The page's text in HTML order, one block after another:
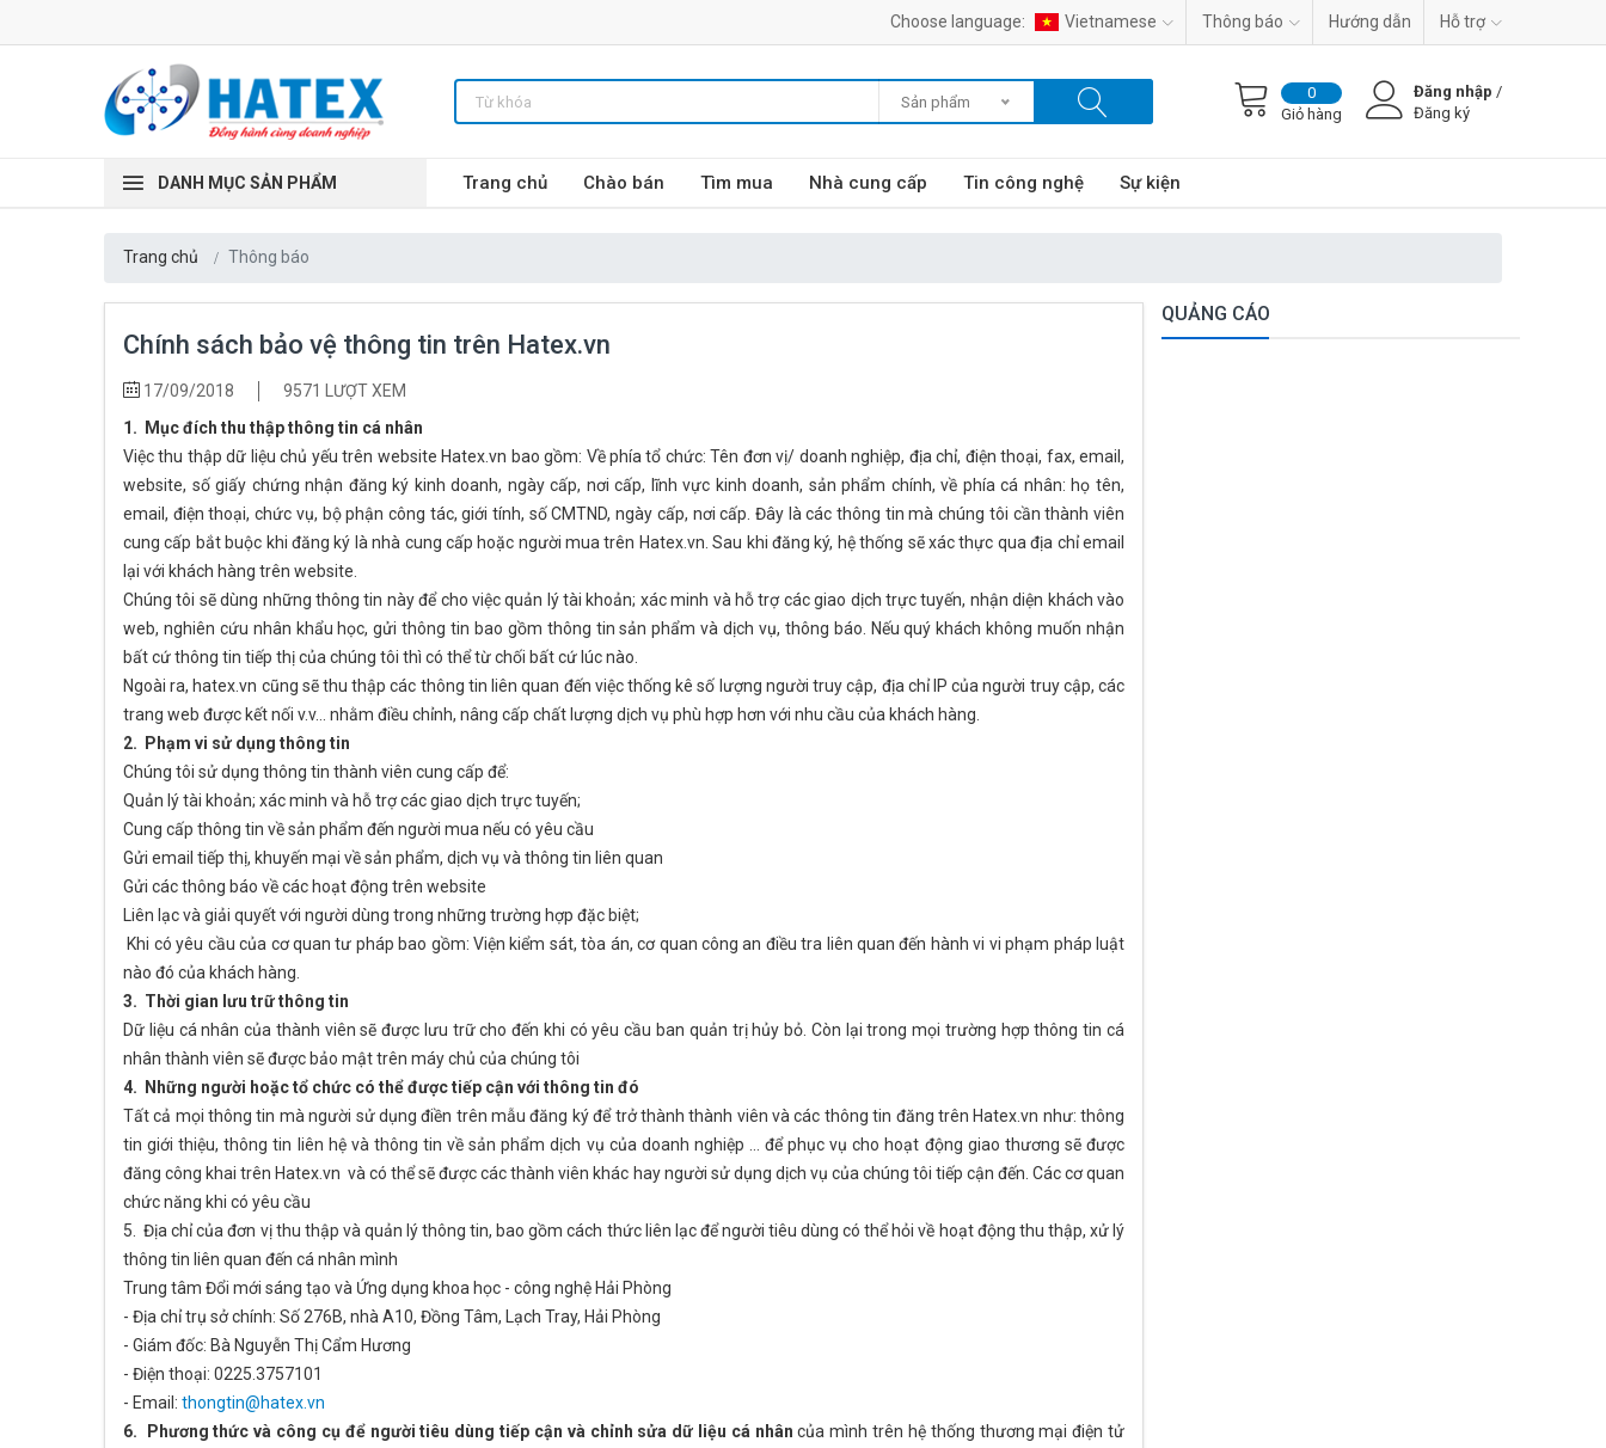
Choose language: Vietnamese Thông báo Hướng dẫn Hỗ trợ
Sản phẩm
0
Giỏ hàng
Đăng ký
Đăng nhập /
DANH MỤC SẢN PHẨM Trang chủ Chào bán Tìm mua Nhà cung cấp Tin công nghệ Sự kiện
Trang chủ Thông báo
Chính sách bảo vệ thông tin trên Hatex.vn
17/09/2018
9571 LƯỢT XEM
1. Mục đích thu thập thông tin cá nhân
Việc thu thập dữ liệu chủ yếu trên website Hatex.vn bao gồm: Về phía tổ chức: Tên đơn vị/ doanh nghiệp, địa chỉ, điện thoại, fax, email,
website, số giấy chứng nhận đăng ký kinh doanh, ngày cấp, nơi cấp, lĩnh vực kinh doanh, sản phẩm chính, về phía cá nhân: họ tên,
email, điện thoại, chức vụ, bộ phận công tác, giới tính, số CMTND, ngày cấp, nơi cấp. Đây là các thông tin mà chúng tôi cần thành viên
cung cấp bắt buộc khi đăng ký là nhà cung cấp hoặc người mua trên Hatex.vn. Sau khi đăng ký, hệ thống sẽ xác thực qua địa chỉ email
lại với khách hàng trên website.
Chúng tôi sẽ dùng những thông tin này để cho việc quản lý tài khoản; xác minh và hỗ trợ các giao dịch trực tuyến, nhận diện khách vào
web, nghiên cứu nhân khẩu học, gửi thông tin bao gồm thông tin sản phẩm và dịch vụ, thông báo. Nếu quý khách không muốn nhận
bất cứ thông tin tiếp thị của chúng tôi thì có thể từ chối bất cứ lúc nào.
Ngoài ra, hatex.vn cũng sẽ thu thập các thông tin liên quan đến việc thống kê số lượng người truy cập, địa chỉ IP của người truy cập, các
trang web được kết nối v.v… nhằm điều chỉnh, nâng cấp chất lượng dịch vụ phù hợp hơn với nhu cầu của khách hàng.
2. Phạm vi sử dụng thông tin
Chúng tôi sử dụng thông tin thành viên cung cấp để:
Quản lý tài khoản; xác minh và hỗ trợ các giao dịch trực tuyến;
Cung cấp thông tin về sản phẩm đến người mua nếu có yêu cầu
Gửi email tiếp thị, khuyến mại về sản phẩm, dịch vụ và thông tin liên quan
Gửi các thông báo về các hoạt động trên website
Liên lạc và giải quyết với người dùng trong những trường hợp đặc biệt;
Khi có yêu cầu của cơ quan tư pháp bao gồm: Viện kiểm sát, tòa án, cơ quan công an điều tra liên quan đến hành vi vi phạm pháp luật
nào đó của khách hàng.
3. Thời gian lưu trữ thông tin
Dữ liệu cá nhân của thành viên sẽ được lưu trữ cho đến khi có yêu cầu ban quản trị hủy bỏ. Còn lại trong mọi trường hợp thông tin cá
nhân thành viên sẽ được bảo mật trên máy chủ của chúng tôi
4. Những người hoặc tổ chức có thể được tiếp cận với thông tin đó
Tất cả mọi thông tin mà người sử dụng điền trên mẫu đăng ký để trở thành thành viên và các thông tin đăng trên Hatex.vn như: thông
tin giới thiệu, thông tin liên hệ và thông tin về sản phẩm dịch vụ của doanh nghiệp … để phục vụ cho hoạt động giao thương sẽ được
đăng công khai trên Hatex.vn và có thể sẽ được các thành viên khác hay người sử dụng dịch vụ của chúng tôi tiếp cận đến. Các cơ quan
chức năng khi có yêu cầu
5. Địa chỉ của đơn vị thu thập và quản lý thông tin, bao gồm cách thức liên lạc để người tiêu dùng có thể hỏi về hoạt động thu thập, xử lý
thông tin liên quan đến cá nhân mình
Trung tâm Đổi mới sáng tạo và Ứng dụng khoa học - công nghệ Hải Phòng
- Địa chỉ trụ sở chính: Số 276B, nhà A10, Đồng Tâm, Lạch Tray, Hải Phòng
- Giám đốc: Bà Nguyễn Thị Cẩm Hương
- Điện thoại: 0225.3757101
- Email: thongtin@hatex.vn
6. Phương thức và công cụ để người tiêu dùng tiếp cận và chỉnh sửa dữ liệu cá nhân của mình trên hệ thống thương mại điện tử
QUẢNG CÁO